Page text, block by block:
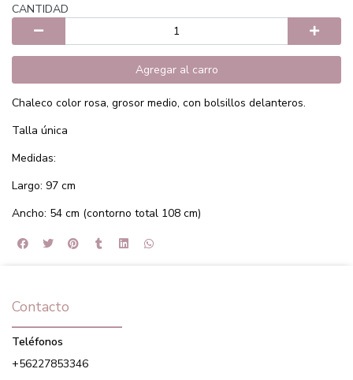
CANTIDAD
Agregar al carro
Chaleco color rosa, grosor medio, con bolsillos delanteros.
Talla única
Medidas:
Largo: 97 cm
Ancho: 54 cm (contorno total 108 cm)
Contacto
Teléfonos
+56227853346